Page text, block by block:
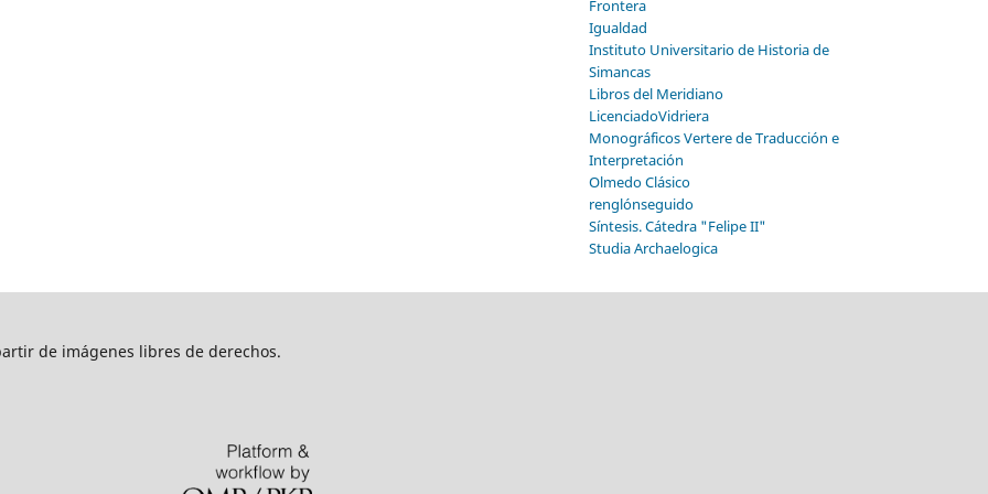
Frontera
Igualdad
Instituto Universitario de Historia de
Simancas
Libros del Meridiano
LicenciadoVidriera
Monográficos Vertere de Traducción e
Interpretación
Olmedo Clásico
renglónseguido
Síntesis. Cátedra "Felipe II"
Studia Archaelogica
de imágenes libres de derechos.